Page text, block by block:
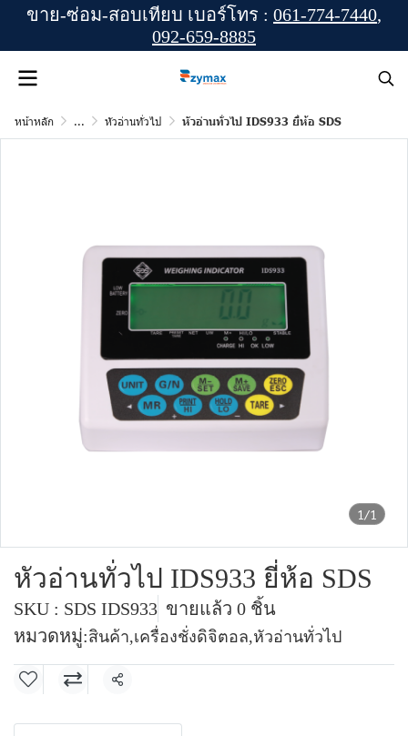
ขาย-ซ่อม-สอบเทียบ เบอร์โทร : 061-774-7440,
092-659-8885
หน้าหลัก ... หัวอ่านทั่วไป หัวอ่านทั่วไป IDS933 ยี่ห้อ SDS
1/1
หัวอ่านทั่วไป IDS933 ยี่ห้อ SDS
SKU : SDS IDS933 ขายแล้ว 0 ชิ้น
หมวดหมู่:สินค้า,เครื่องชั่งดิจิตอล,หัวอ่านทั่วไป
แชร์